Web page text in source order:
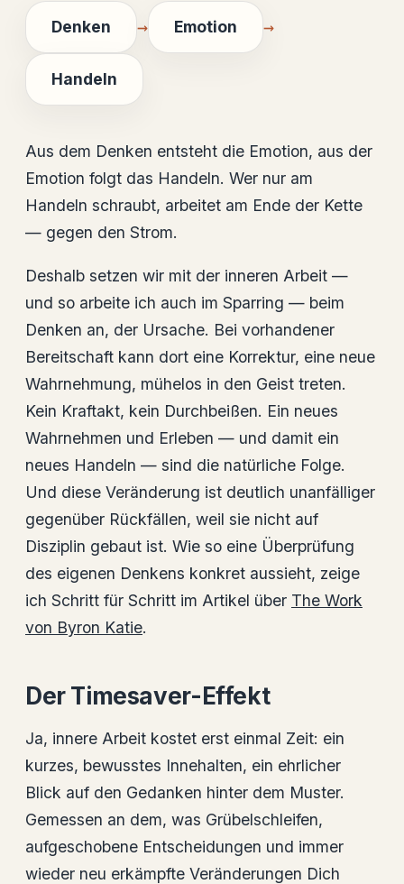
Denken → Emotion →
Handeln
Aus dem Denken entsteht die Emotion, aus der
Emotion folgt das Handeln. Wer nur am
Handeln schraubt, arbeitet am Ende der Kette
— gegen den Strom.
Deshalb setzen wir mit der inneren Arbeit —
und so arbeite ich auch im Sparring — beim
Denken an, der Ursache. Bei vorhandener
Bereitschaft kann dort eine Korrektur, eine neue
Wahrnehmung, mühelos in den Geist treten.
Kein Kraftakt, kein Durchbeißen. Ein neues
Wahrnehmen und Erleben — und damit ein
neues Handeln — sind die natürliche Folge.
Und diese Veränderung ist deutlich unanfälliger
gegenüber Rückfällen, weil sie nicht auf
Disziplin gebaut ist. Wie so eine Überprüfung
des eigenen Denkens konkret aussieht, zeige
ich Schritt für Schritt im Artikel über The Work
von Byron Katie.
Der Timesaver-Effekt
Ja, innere Arbeit kostet erst einmal Zeit: ein
kurzes, bewusstes Innehalten, ein ehrlicher
Blick auf den Gedanken hinter dem Muster.
Gemessen an dem, was Grübelschleifen,
aufgeschobene Entscheidungen und immer
wieder neu erkämpfte Veränderungen Dich